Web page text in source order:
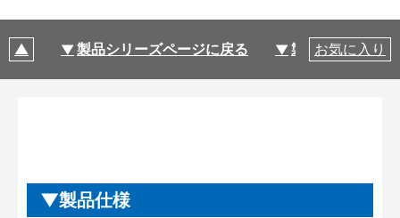
製品シリーズページに戻る 製品仕様
お気に入り
製品仕様